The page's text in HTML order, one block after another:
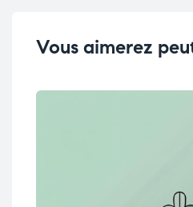
Vous aimerez